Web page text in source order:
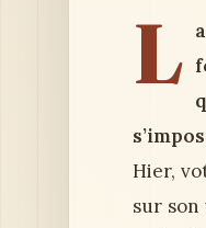
L
Hier,
sur